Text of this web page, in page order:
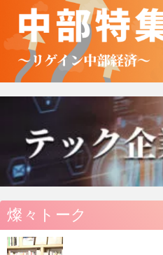
燦々トーク